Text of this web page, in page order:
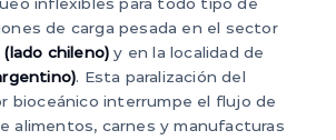
de carga pesada en el sector
(lado chileno) y en la localidad de
. Esta paralización del
bioceánico interrumpe el flujo de
alimentos, carnes y manufacturas